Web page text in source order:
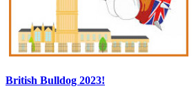
British Bulldog 2023!